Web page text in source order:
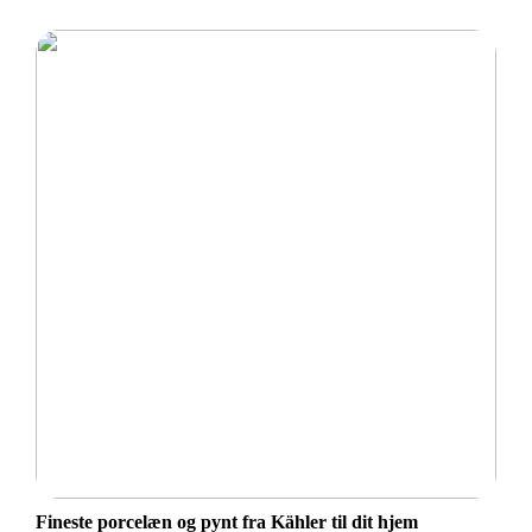
Fineste porcelæn og pynt fra Kähler til dit hjem